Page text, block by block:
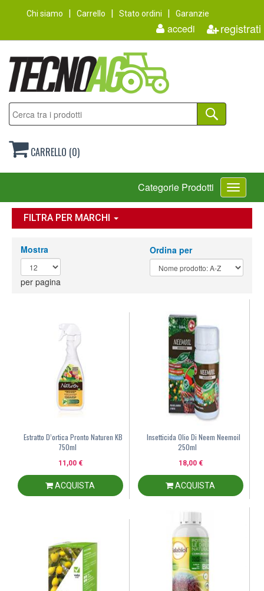
Chi siamo Carrello Stato ordini Garanzie
accedi registrati
CARRELLO (0)
Categorie Prodotti Toggle
FILTRA PER MARCHI
Mostra
per pagina
Ordina per
Estratto D’ortica Pronto Naturen KB
750ml
11,00 €
ACQUISTA
Insetticida Olio Di Neem Neemoil
250ml
18,00 €
ACQUISTA